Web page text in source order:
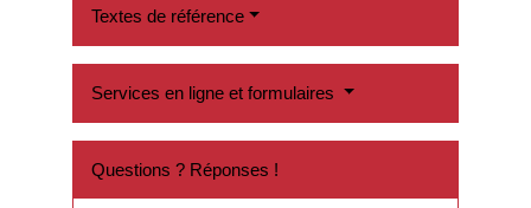
Textes de référence
Services en ligne et formulaires
Questions ? Réponses !